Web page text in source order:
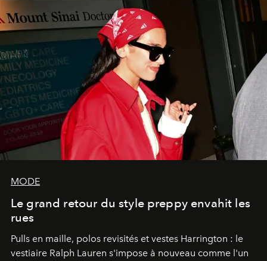
MODE
Le grand retour du style preppy envahit les
rues
Pulls en maille, polos revisités et vestes Harrington : le
vestiaire Ralph Lauren s'impose à nouveau comme l'un